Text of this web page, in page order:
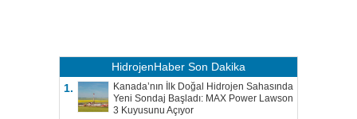
HidrojenHaber Son Dakika
1.
Kanada’nın İlk Doğal Hidrojen Sahasında
Yeni Sondaj Başladı: MAX Power Lawson
3 Kuyusunu Açıyor